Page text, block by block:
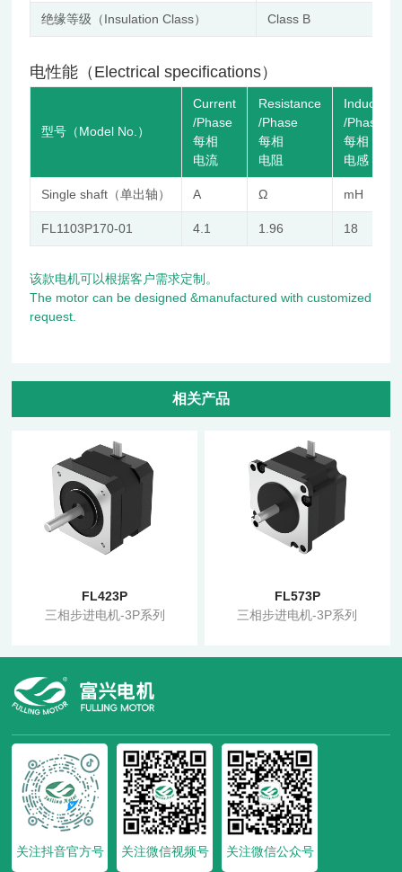
绝缘等级（Insulation Class） Class B
电性能（Electrical specifications）
型号（Model No.）
Current
/Phase
每相
电流
Resistance
/Phase
每相
电阻
/Phase
每相
电感
Single shaft（单出轴） A Ω mH
FL1103P170-01 4.1 1.96 18
该款电机可以根据客户需求定制。
The motor can be designed &manufactured with customized
request.
相关产品
FL423P
三相步进电机-3P系列
FL573P
三相步进电机-3P系列
关注抖音官方号 关注微信视频号 关注微信公众号